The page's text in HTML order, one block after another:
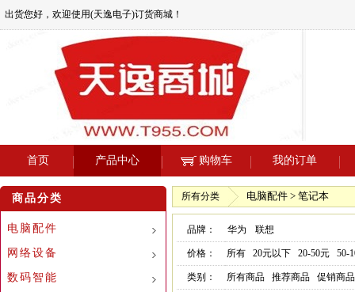
出货您好，欢迎使用(天逸电子)订货商城！
首页 产品中心 购物车 我的订单
商品分类
电脑配件
网络设备
数码智能
所有分类 电脑配件 > 笔记本
品牌： 华为 联想
价格： 所有 20元以下 20-50元 50-
类别： 所有商品 推荐商品 促销商品